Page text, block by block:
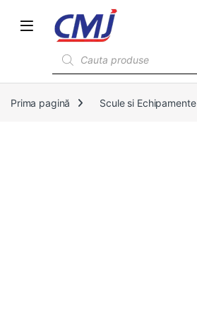
Prima pagină Scule si Echipamente